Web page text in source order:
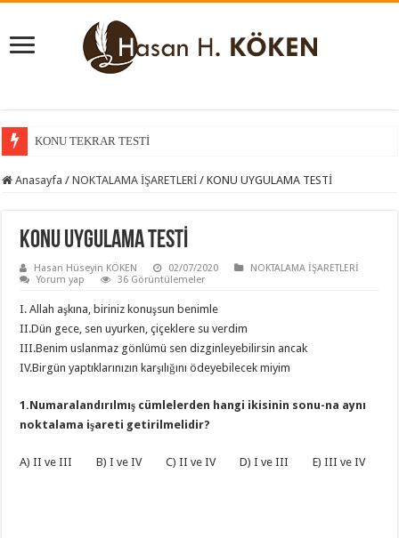
KONU TEKRAR TESTİ
KONU KAVRAMA TESTİ
Anasayfa / NOKTALAMA İŞARETLERİ / KONU UYGULAMA TESTİ
KONU UYGULAMA TESTİ
Hasan Hüseyin KÖKEN 02/07/2020
NOKTALAMA İŞARETLERİ
Yorum yap
36 Görüntülemeler
I. Allah aşkına, biriniz konuşsun benimle
II.Dün gece, sen uyurken, çiçeklere su verdim
III.Benim uslanmaz gönlümü sen dizginleyebilirsin ancak
IV.Birgün yaptıklarınızın karşılığını ödeyebilecek miyim
1.Numaralandırılmış cümlelerden hangi ikisinin sonu-na aynı
noktalama işareti getirilmelidir?
A) II ve III B) I ve IV C) II ve IV D) I ve III E) III ve IV